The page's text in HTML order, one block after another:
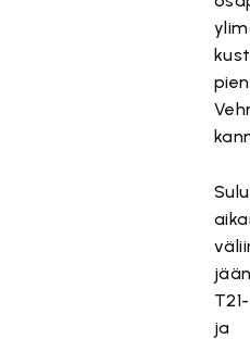
T21-
ja